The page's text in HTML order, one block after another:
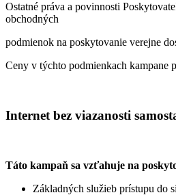
Ostatné práva a povinnosti
obchodných
podmienok na poskytovanie verejne
Ceny v týchto podmienkach kampane
Internet bez viazanosti
Táto kampaň sa vzťahuje na
Základných služieb prístupu do